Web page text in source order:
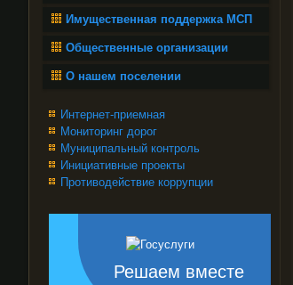
Имущественная поддержка МСП
Общественные организации
О нашем поселении
Интернет-приемная
Мониторинг дорог
Муниципальный контроль
Инициативные проекты
Противодействие коррупции
Решаем вместе